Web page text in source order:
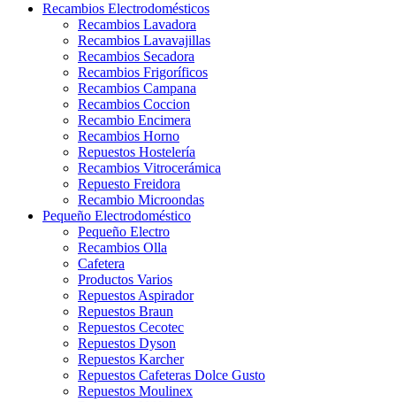
Recambios Electrodomésticos
Recambios Lavadora
Recambios Lavavajillas
Recambios Secadora
Recambios Frigoríficos
Recambios Campana
Recambios Coccion
Recambio Encimera
Recambios Horno
Repuestos Hostelería
Recambios Vitrocerámica
Repuesto Freidora
Recambio Microondas
Pequeño Electrodoméstico
Pequeño Electro
Recambios Olla
Cafetera
Productos Varios
Repuestos Aspirador
Repuestos Braun
Repuestos Cecotec
Repuestos Dyson
Repuestos Karcher
Repuestos Cafeteras Dolce Gusto
Repuestos Moulinex